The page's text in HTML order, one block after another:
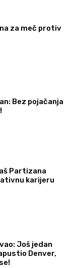
za meč protiv
Bez pojačanja
Partizana
karijeru
Još jedan
Denver,